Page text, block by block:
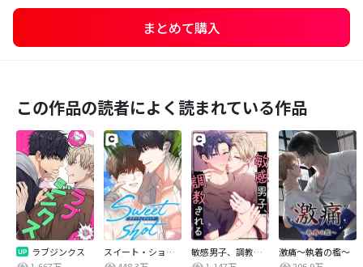
まとめて購入
この作品の読者によく読まれている作品
ラブジンクス
スイート・ショット
敏感男子、調教される
激痛～執着の檻～